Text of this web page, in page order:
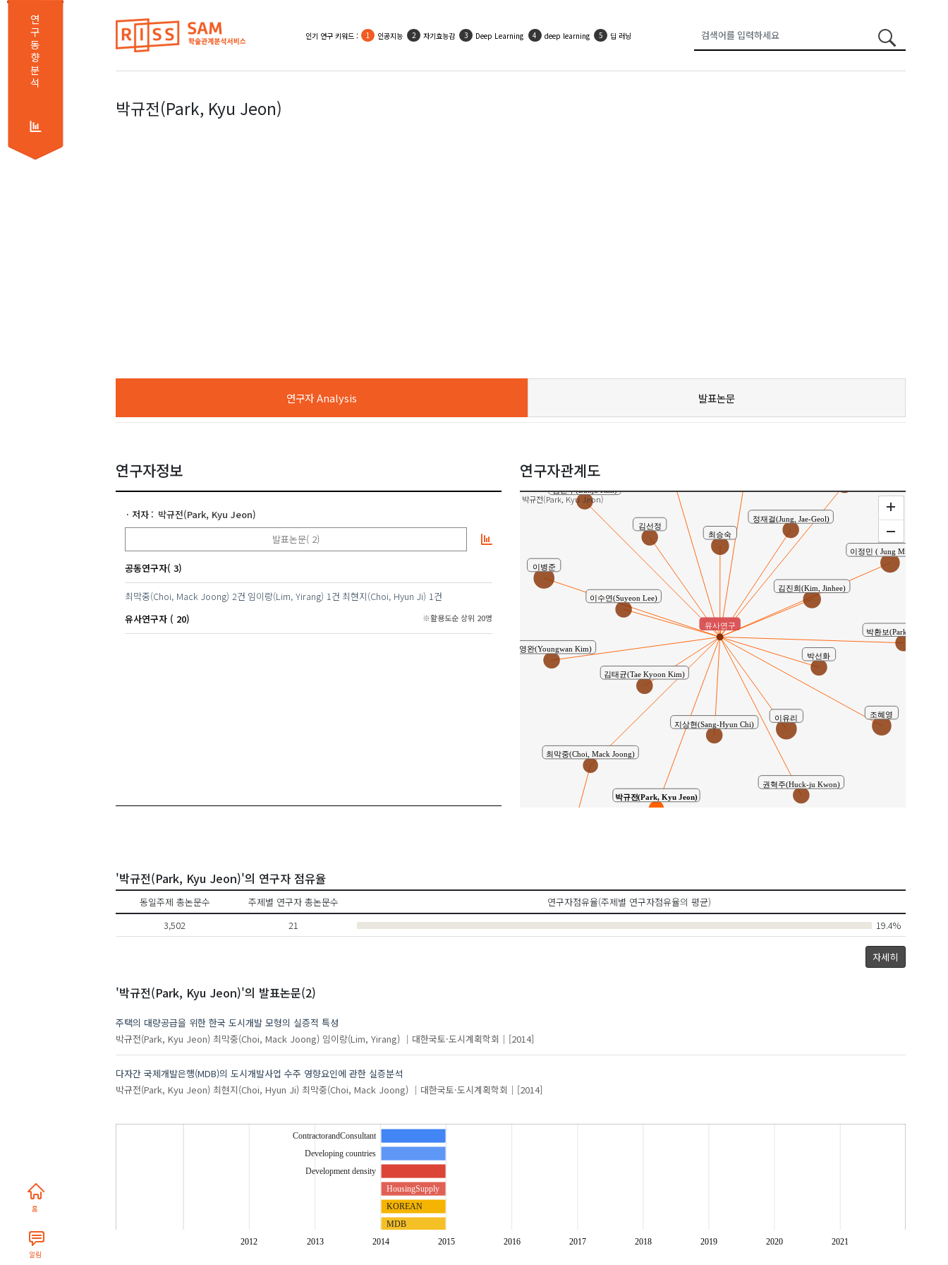
연
구
동
향
분
석
홈
알림
인기 연구 키워드 : 인공지능 자기효능감 Deep Learning deep learning 딥 러닝
박규전(Park, Kyu Jeon)
연구자 Analysis 발표논문
연구자정보
저자
박규전(Park, Kyu Jeon)
발표논문( 2)
공동연구자( 3)
최막중(Choi, Mack Joong) 2건 임이랑(Lim, Yirang) 1건 최현지(Choi, Hyun Ji) 1건
유사연구자 ( 20)
※활용도순 상위 20명
연구자관계도
박규전(Park, Kyu Jeon)
최막중(Choi, Mack Joong)
권혁주(Huck-ju Kwon)
김선정
김영완(Youngwan Kim)
김은주(Eunju Kim)
김진희(Kim, Jinhee)
김태균(Tae Kyoon Kim)
박선화
박환보(Park, hwanbo)
이병준
이수연(Suyeon Lee)
이유리
이정민 ( Jung Min Lee )
정재걸(Jung, Jae-Geol)
조혜영
지상현(Sang-Hyun Chi)
최막중(Choi, Mack Joong)
최승숙
박규전(Park, Kyu Jeon)
유사연구
'박규전(Park, Kyu Jeon)'의 연구자 점유율
동일주제 총논문수 주제별 연구자 총논문수
연구자점유율(주제별 연구자점유율의 평균)
3,502
21 19.4%
자세히
'박규전(Park, Kyu Jeon)'의 발표논문(2)
주택의 대량공급을 위한 한국 도시개발 모형의 실증적 특성
박규전(Park, Kyu Jeon) 최막중(Choi, Mack Joong) 임이랑(Lim, Yirang) 대한국토·도시계획학회 [2014]
다자간 국제개발은행(MDB)의 도시개발사업 수주 영향요인에 관한 실증분석
박규전(Park, Kyu Jeon) 최현지(Choi, Hyun Ji) 최막중(Choi, Mack Joong) 대한국토·도시계획학회 [2014]
2012 2013 2014 2015 2016 2017 2018 2019 2020 2021
ContractorandConsultant
Developing countries
Development density
HousingSupply
KOREAN
MDB
ODA